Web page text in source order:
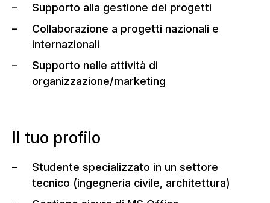
Supporto alla gestione dei progetti
Collaborazione a progetti nazionali e
internazionali
Supporto nelle attività di
organizzazione/marketing
Il tuo profilo
Studente specializzato in un settore
tecnico (ingegneria civile, architettura)